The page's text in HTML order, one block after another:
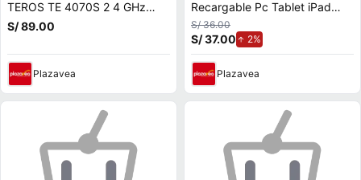
TEROS TE 4070S 2 4 GHz
bluetooth 3 0 5 2 80 teclas
blanco
S/ 89.00
Plazavea
Recargable Pc Tablet iPad
Turquesa
S/ 36.00
S/ 37.00 2%
Plazavea